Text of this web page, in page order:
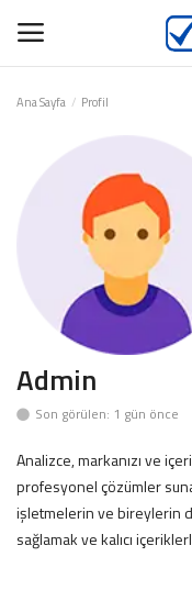
Ana Sayfa
ANALİZCE
BİYOGRAFİ
TANITIM YAZISI
İNCELE
İÇERİK YAYINLAT
İLETİŞİM
Ana Sayfa Profil
Admin
Son görülen: 1 gün önce
Analizce, markanızı ve
profesyonel çözümler
işletmelerin ve bireylerin
sağlamak ve kalıcı